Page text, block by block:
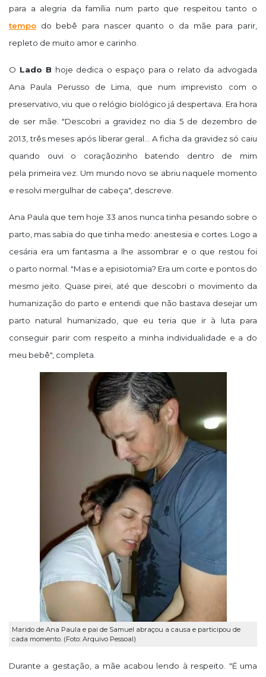
para a alegria da família num parto que respeitou tanto o
tempo do bebê para nascer quanto o da mãe para parir,
repleto de muito amor e carinho.
O Lado B hoje dedica o espaço para o relato da advogada
Ana Paula Perusso de Lima, que num imprevisto com o
preservativo, viu que o relógio biológico já despertava. Era hora
de ser mãe. "Descobri a gravidez no dia 5 de dezembro de
2013, três meses após liberar geral..
. A ficha da gravidez só caiu
quando ouvi o coraçãozinho batendo dentro de mim
pela primeira vez. Um mundo novo se abriu naquele momento
e resolvi mergulhar de cabeça", descreve.
Ana Paula que tem hoje 33 anos nunca tinha pesando sobre o
parto, mas sabia do que tinha medo: anestesia e cortes. Logo a
cesária era um fantasma a lhe assombrar e o que restou foi
o parto normal. "Mas e a episiotomia? Era um corte e pontos do
mesmo jeito. Quase pirei, até que descobri o movimento da
humanização do parto e entendi que não bastava desejar um
parto natural humanizado, que eu teria que ir à luta para
conseguir parir com respeito a minha individualidade e a do
meu bebê", completa.
Marido de Ana Paula e pai de Samuel abraçou a causa e participou de
cada momento. (Foto: Arquivo Pessoal)
Durante a gestação, a mãe acabou lendo à respeito. "É uma